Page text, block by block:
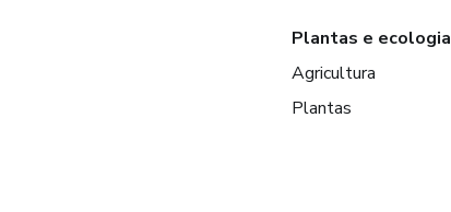
Plantas e ecologia
Agricultura
Plantas